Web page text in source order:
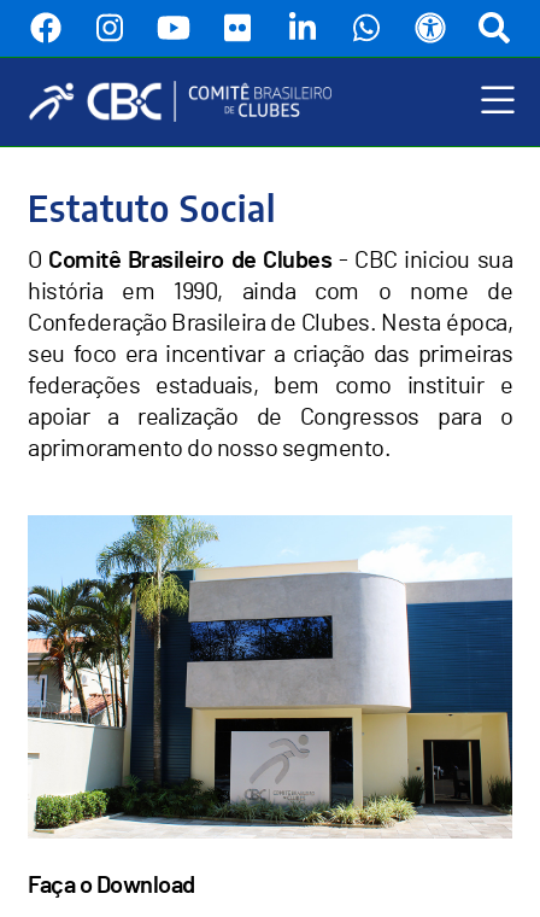
conteúdo
Principal
Estatuto Social
O Comitê Brasileiro de Clubes - CBC iniciou sua
história em 1990, ainda com o nome de
Confederação Brasileira de Clubes. Nesta época,
seu foco era incentivar a criação das primeiras
federações estaduais, bem como instituir e
apoiar a realização de Congressos para o
aprimoramento do nosso segmento.
Faça o Download